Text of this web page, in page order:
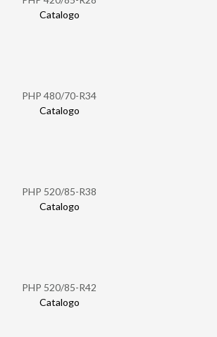
Catalogo
PHP 480/70-R34
Catalogo
PHP 520/85-R38
Catalogo
PHP 520/85-R42
Catalogo